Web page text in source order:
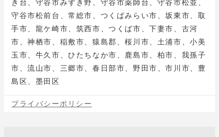
き台、守谷市みずき野、守谷市薬師台、守谷市松並、
守谷市松前台、常総市、つくばみらい市、坂東市、取
手市、龍ケ崎市、筑西市、つくば市、下妻市、古河
市、神栖市、稲敷市、猿島郡、桜川市、土浦市、小美
玉市、牛久市、ひたちなか市、鹿島市、柏市、我孫子
市、流山市、三郷市、春日部市、野田市、市川市、豊
島区、墨田区
プライバシーポリシー